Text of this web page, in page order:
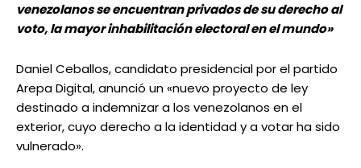
venezolanos se encuentran privados de su derecho al
voto, la mayor inhabilitación electoral en el mundo»
Daniel Ceballos, candidato presidencial por el partido
Arepa Digital, anunció un «nuevo proyecto de ley
destinado a indemnizar a los venezolanos en el
exterior, cuyo derecho a la identidad y a votar ha sido
vulnerado».